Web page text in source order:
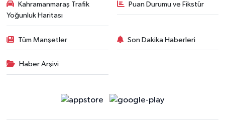
Kahramanmaraş Trafik
Yoğunluk Haritası
Puan Durumu ve Fikstür
Tüm Manşetler Son Dakika Haberleri
Haber Arşivi